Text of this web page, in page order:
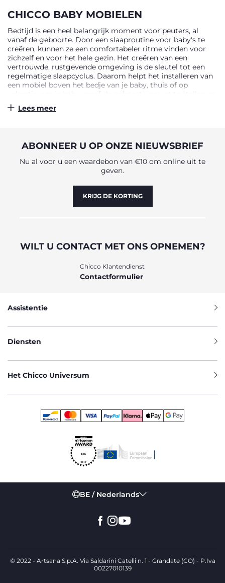
CHICCO BABY MOBIELEN
Bedtijd is een heel belangrijk moment voor peuters, al
vanaf de geboorte. Door een slaaproutine voor baby's te
creëren, kunnen ze een comfortabeler ritme vinden voor
zichzelf en voor het hele gezin. Het creëren van een
vertrouwde, rustgevende omgeving is de sleutel tot een
regelmatige slaapcyclus. Daarom helpt het installeren van
een mobiel boven het bedje van je baby, thuis of op
vakantie, om je baby vanaf de geboorte gerust te stellen en
te kalmeren, een element dat hij zal herkennen en boven
zijn hoofd zal vinden telkens hij gaat slapen. Afhankelijk van
soorten muziek Elk van deze functies helpt bij het creëren
van een routine en een rustgevende omgeving die
bevorderlijk is voor de slaap van je baby. Vertaald met
www.DeepL.com/Translator (gratis versie)
Lees meer
ABONNEER U OP ONZE NIEUWSBRIEF
Nu al voor u een waardebon van €10 om online uit te
geven.
KRIJG DE KORTING
WILT U CONTACT MET ONS OPNEMEN?
Chicco Klantendienst
Contactformulier
Assistentie
Diensten
Het Chicco Universum
BE / Nederlands
© 2022 - Artsana S.p.A. Via Saldarini Catelli n. 1 - Grandate (CO) - P.Iva
00227010139